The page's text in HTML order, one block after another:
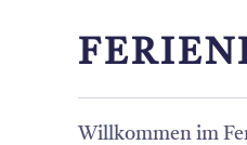
Willkommen im